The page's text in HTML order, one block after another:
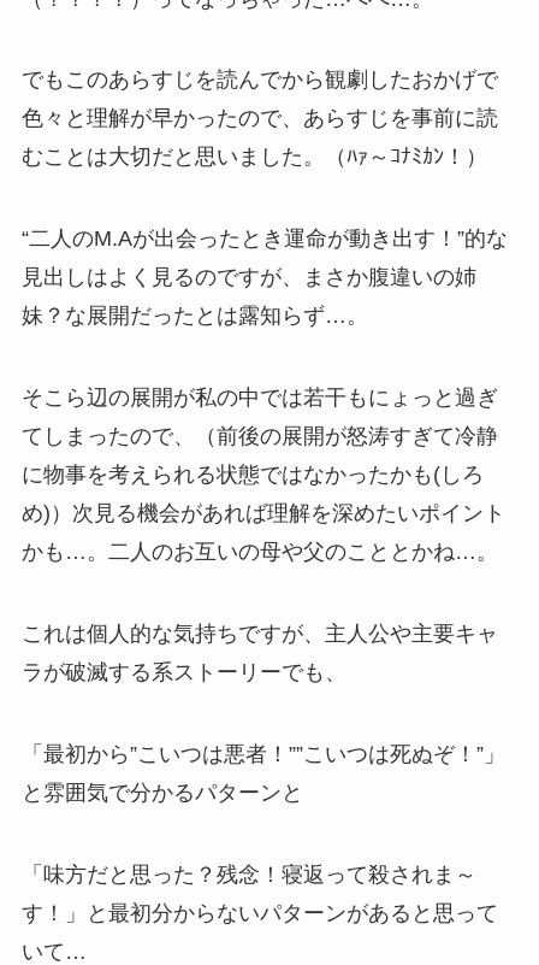
でもこのあらすじを読んでから観劇したおかげで
色々と理解が早かったので、あらすじを事前に読
むことは大切だと思いました。（ﾊｧ～ｺﾅﾐｶﾝ！）
“二人のM.Aが出会ったとき運命が動き出す！”的な
見出しはよく見るのですが、まさか腹違いの姉
妹？な展開だったとは露知らず…。
そこら辺の展開が私の中では若干もにょっと過ぎ
てしまったので、（前後の展開が怒涛すぎて冷静
に物事を考えられる状態ではなかったかも(しろ
め)）次見る機会があれば理解を深めたいポイント
かも…。二人のお互いの母や父のこととかね…。
これは個人的な気持ちですが、主人公や主要キャ
ラが破滅する系ストーリーでも、
「最初から”こいつは悪者！””こいつは死ぬぞ！”」
と雰囲気で分かるパターンと
「味方だと思った？残念！寝返って殺されま～
す！」と最初分からないパターンがあると思って
いて…